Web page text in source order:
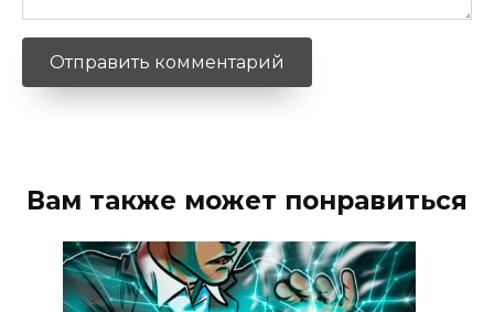
Вам также может понравиться